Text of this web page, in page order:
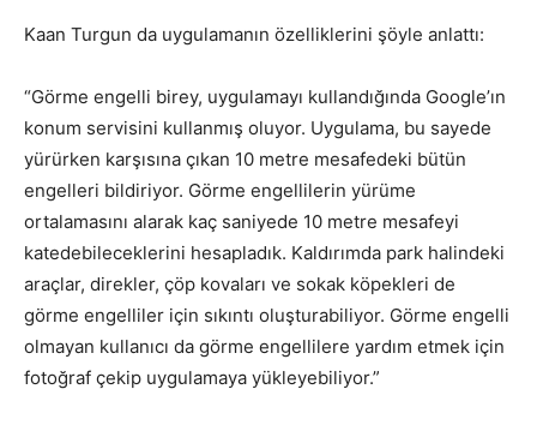
Kaan Turgun da uygulamanın özelliklerini şöyle anlattı:
“Görme engelli birey, uygulamayı kullandığında Google’ın
konum servisini kullanmış oluyor. Uygulama, bu sayede
yürürken karşısına çıkan 10 metre mesafedeki bütün
engelleri bildiriyor. Görme engellilerin yürüme
ortalamasını alarak kaç saniyede 10 metre mesafeyi
katedebileceklerini hesapladık. Kaldırımda park halindeki
araçlar, direkler, çöp kovaları ve sokak köpekleri de
görme engelliler için sıkıntı oluşturabiliyor. Görme engelli
olmayan kullanıcı da görme engellilere yardım etmek için
fotoğraf çekip uygulamaya yükleyebiliyor.”